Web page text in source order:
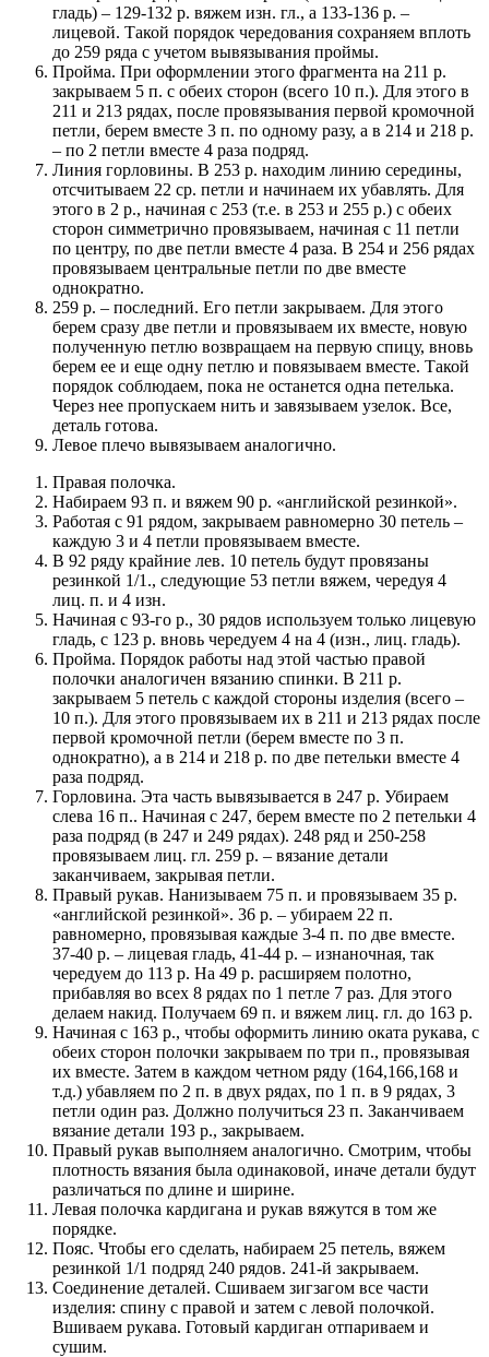
гладь) – 129-132 р. вяжем изн. гл., а 133-136 р. –
лицевой. Такой порядок чередования сохраняем вплоть
до 259 ряда с учетом вывязывания проймы.
Пройма. При оформлении этого фрагмента на 211 р.
закрываем 5 п. с обеих сторон (всего 10 п.). Для этого в
211 и 213 рядах, после провязывания первой кромочной
петли, берем вместе 3 п. по одному разу, а в 214 и 218 р.
– по 2 петли вместе 4 раза подряд.
Линия горловины. В 253 р. находим линию середины,
отсчитываем 22 ср. петли и начинаем их убавлять. Для
этого в 2 р., начиная с 253 (т.е. в 253 и 255 р.) с обеих
сторон симметрично провязываем, начиная с 11 петли
по центру, по две петли вместе 4 раза. В 254 и 256 рядах
провязываем центральные петли по две вместе
однократно.
259 р. – последний. Его петли закрываем. Для этого
берем сразу две петли и провязываем их вместе, новую
полученную петлю возвращаем на первую спицу, вновь
берем ее и еще одну петлю и повязываем вместе. Такой
порядок соблюдаем, пока не останется одна петелька.
Через нее пропускаем нить и завязываем узелок. Все,
деталь готова.
Левое плечо вывязываем аналогично.
Правая полочка.
Набираем 93 п. и вяжем 90 р. «английской резинкой».
Работая с 91 рядом, закрываем равномерно 30 петель –
каждую 3 и 4 петли провязываем вместе.
В 92 ряду крайние лев. 10 петель будут провязаны
резинкой 1/1., следующие 53 петли вяжем, чередуя 4
лиц. п. и 4 изн.
Начиная с 93-го р., 30 рядов используем только лицевую
гладь, с 123 р. вновь чередуем 4 на 4 (изн., лиц. гладь).
Пройма. Порядок работы над этой частью правой
полочки аналогичен вязанию спинки. В 211 р.
закрываем 5 петель с каждой стороны изделия (всего –
10 п.). Для этого провязываем их в 211 и 213 рядах после
первой кромочной петли (берем вместе по 3 п.
однократно), а в 214 и 218 р. по две петельки вместе 4
раза подряд.
Горловина. Эта часть вывязывается в 247 р. Убираем
слева 16 п.. Начиная с 247, берем вместе по 2 петельки 4
раза подряд (в 247 и 249 рядах). 248 ряд и 250-258
провязываем лиц. гл. 259 р. – вязание детали
заканчиваем, закрывая петли.
Правый рукав. Нанизываем 75 п. и провязываем 35 р.
«английской резинкой». 36 р. – убираем 22 п.
равномерно, провязывая каждые 3-4 п. по две вместе.
37-40 р. – лицевая гладь, 41-44 р. – изнаночная, так
чередуем до 113 р. На 49 р. расширяем полотно,
прибавляя во всех 8 рядах по 1 петле 7 раз. Для этого
делаем накид. Получаем 69 п. и вяжем лиц. гл. до 163 р.
Начиная с 163 р., чтобы оформить линию оката рукава, с
обеих сторон полочки закрываем по три п., провязывая
их вместе. Затем в каждом четном ряду (164,166,168 и
т.д.) убавляем по 2 п. в двух рядах, по 1 п. в 9 рядах, 3
петли один раз. Должно получиться 23 п. Заканчиваем
вязание детали 193 р., закрываем.
Правый рукав выполняем аналогично. Смотрим, чтобы
плотность вязания была одинаковой, иначе детали будут
различаться по длине и ширине.
Левая полочка кардигана и рукав вяжутся в том же
порядке.
Пояс. Чтобы его сделать, набираем 25 петель, вяжем
резинкой 1/1 подряд 240 рядов. 241-й закрываем.
Соединение деталей. Сшиваем зигзагом все части
изделия: спину с правой и затем с левой полочкой.
Вшиваем рукава. Готовый кардиган отпариваем и
сушим.